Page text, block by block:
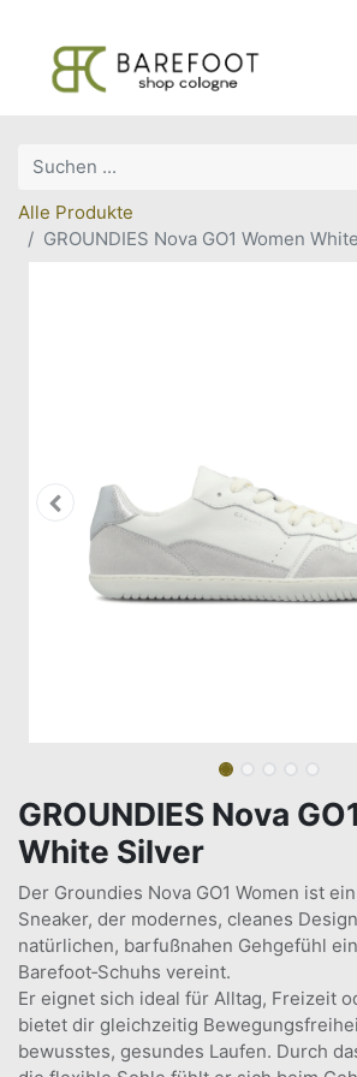
Alle Produkte
GROUNDIES Nova GO1 Women
GROUNDIES Nova
White Silver
Der Groundies Nova GO1 Women ist
Sneaker, der modernes, cleanes
natürlichen, barfußnahen Gehgefühl
Barefoot‑Schuhs vereint.
Er eignet sich ideal für Alltag, Freizeit
bietet dir gleichzeitig
bewusstes, gesundes Laufen. Durch